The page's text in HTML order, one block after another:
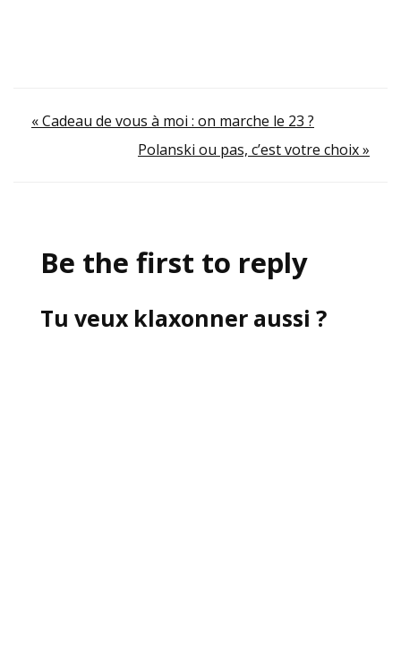
Navigation
« Cadeau de vous à moi : on marche le 23 ?
Polanski ou pas, c’est votre choix »
Be the first to reply
Tu veux klaxonner aussi ?